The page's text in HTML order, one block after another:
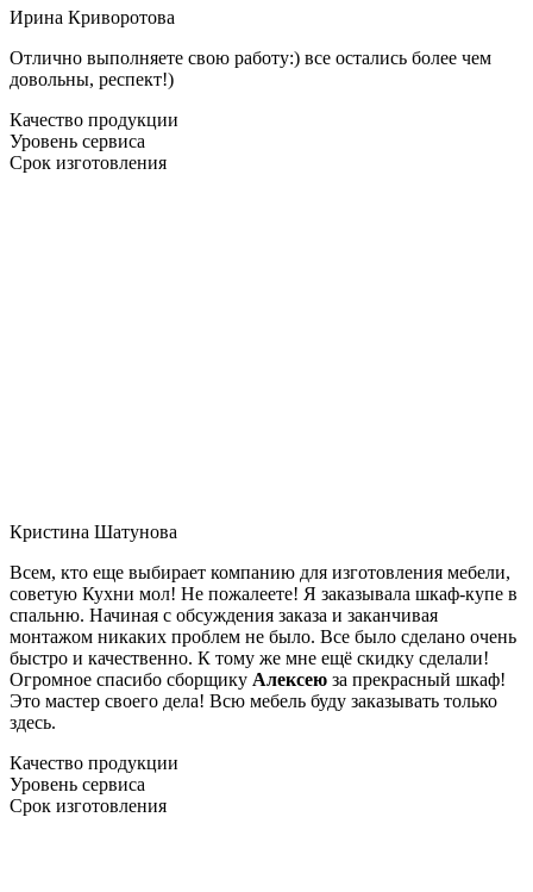
Ирина Криворотова
Отлично выполняете свою работу:) все остались более чем
довольны, респект!)
Качество продукции
Уровень сервиса
Срок изготовления
Кристина Шатунова
Всем, кто еще выбирает компанию для изготовления мебели,
советую Кухни мол! Не пожалеете! Я заказывала шкаф-купе в
спальню. Начиная с обсуждения заказа и заканчивая
монтажом никаких проблем не было. Все было сделано очень
быстро и качественно. К тому же мне ещё скидку сделали!
Огромное спасибо сборщику Алексею за прекрасный шкаф!
Это мастер своего дела! Всю мебель буду заказывать только
здесь.
Качество продукции
Уровень сервиса
Срок изготовления